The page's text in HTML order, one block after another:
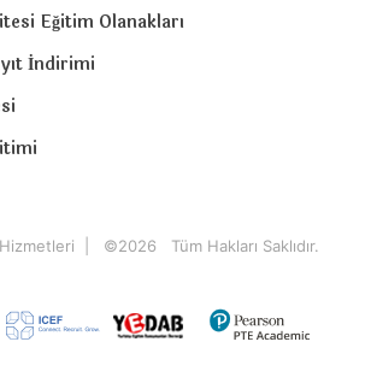
Eğitim Olanakları
İndirimi
| ©2026 Tüm Hakları Saklıdır.